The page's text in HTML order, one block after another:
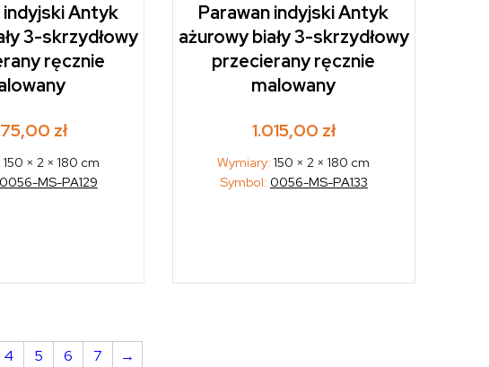
indyjski Antyk
3-skrzydłowy
ręcznie
zł
150 × 2 × 180 cm
0056-MS-PA129
Parawan indyjski Antyk
ażurowy biały 3-skrzydłowy
przecierany ręcznie
malowany
1.015,00 zł
Wymiary:150 × 2 × 180 cm
Symbol: 0056-MS-PA133
4 5 6 7 →